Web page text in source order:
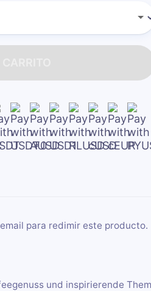
para redimir este producto.
und inspirierende